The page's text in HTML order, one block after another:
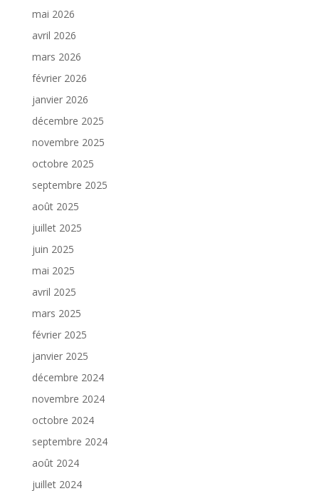
mai 2026
avril 2026
mars 2026
février 2026
janvier 2026
décembre 2025
novembre 2025
octobre 2025
septembre 2025
août 2025
juillet 2025
juin 2025
mai 2025
avril 2025
mars 2025
février 2025
janvier 2025
décembre 2024
novembre 2024
octobre 2024
septembre 2024
août 2024
juillet 2024